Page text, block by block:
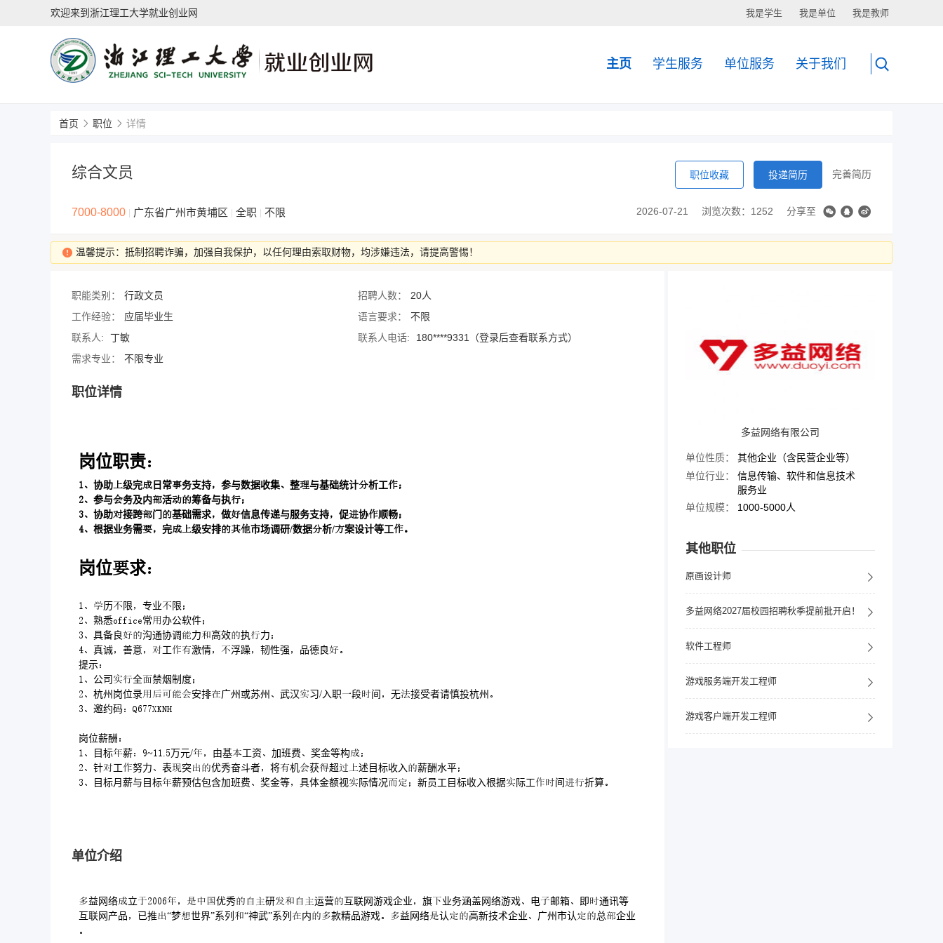
欢迎来到浙江理工大学就业创业网 我是学生 我是单位 我是教师
主页 学生服务 单位服务 关于我们
首页 职位 详情
综合文员
7000-8000 广东省广州市黄埔区 全职 不限
职位收藏 投递简历 完善简历
2026-07-21 浏览次数：1252 分享至
温馨提示：抵制招聘诈骗，加强自我保护，以任何理由索取财物，均涉嫌违法，请提高警惕！
职能类别： 行政文员 招聘人数：
20人
工作经验：
应届毕业生 语言要求：
不限
联系人:
丁敏 联系人电话:
180****9331（登录后查看联系方式）
需求专业：
不限专业
职位详情
岗位职责
协助级完日常务支持参与数据收集整与基础统计析工
参与务及内活筹备与执
协助接跨门基础需求做信息传递与服务支持促协顺畅
根据业务需完级安排市场调研/数据析/案设计等工
岗位求
历限专业限
熟悉常办公软件
具备良沟通协调力高效执力
真诚善意工激情浮躁韧性强品德良
提示
公司全禁烟制度
杭州岗位录安排广州或苏州武汉习/入职段间无接受者请慎投杭州
邀约码
岗位薪酬
目标薪~.万元/由基工资加班费奖金等构
针工努力表突优秀奋斗者将机获超述目标收入薪酬水平
目标月薪与目标薪预估包含加班费奖金等具体金额视际情况新员工目标收入根据际工间折算
单位介绍
益网络立优秀研运营互联网游戏企业旗业务涵盖网络游戏电邮箱即通讯等
互联网产品已推“梦世界”系列“神武”系列内款精品游戏益网络认高新技术企业广州市认总企业

多益网络有限公司
单位性质：
其他企业（含民营企业等）
单位行业：
信息传输、软件和信息技术
服务业
单位规模：
1000-5000人
其他职位
原画设计师
多益网络2027届校园招聘秋季提前批开启！
软件工程师
游戏服务端开发工程师
游戏客户端开发工程师